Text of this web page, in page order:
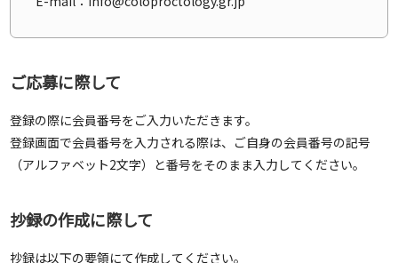
ご応募に際して
登録の際に会員番号をご入力いただきます。
登録画面で会員番号を入力される際は、ご自身の会員番号の記号
（アルファベット2文字）と番号をそのまま入力してください。
抄録の作成に際して
抄録は以下の要領にて作成してください。